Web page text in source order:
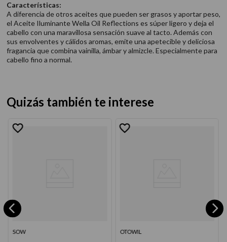
Características:
A diferencia de otros aceites que pueden ser grasos y aportar peso,
el Aceite Iluminante Wella Oil Reflections es súper ligero y deja el
cabello con una maravillosa sensación suave al tacto. Además con
sus envolventes y cálidos aromas, emite una apetecible y deliciosa
fragancia que combina vainilla, ámbar y almizcle. Especialmente para
cabello fino a normal.
Quizás también te interese
SOW OTOWIL